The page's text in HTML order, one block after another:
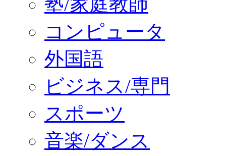
コンピュータ
外国語
ビジネス/専門
スポーツ
音楽/ダンス